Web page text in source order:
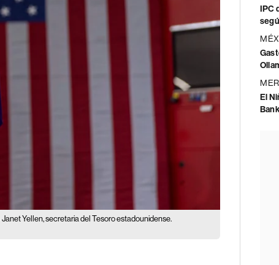
Janet Yellen, secretaria del Tesoro estadounidense.
IPC
El